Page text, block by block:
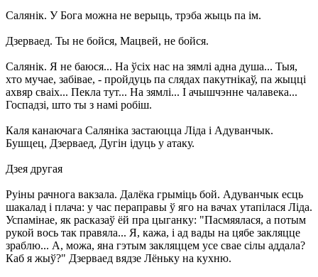
Салянік. У Бога можна не верыць, трэба жыць па ім.
Дзерваед. Ты не бойся, Мацвей, не бойся.
Салянік. Я не баюся... На ўсіх нас на зямлі адна душа... Тыя,
хто мучае, забівае, - пройдуць па слядах пакутнікаў, па жыцці
ахвяр сваіх... Пекла тут... На зямлі... I ачышчэнне чалавека...
Госпадзі, што ты з намі робіш.
Каля канаючага Саляніка застаюцца Ліда і Адуванчык.
Бушцец, Дзерваед, Дугін ідуць у атаку.
Дзея другая
Руіны рачнога вакзала. Далёка грыміць бой. Адуванчык есць
шакалад і плача: у час пераправы ў яго на вачах утапілася Ліда.
Успамінае, як расказаў ёй пра цыганку: "Пасмяялася, а потым
рукой вось так правяла... Я, кажа, і ад вады на цябе закляцце
зраблю... А, можа, яна гэтым закляццем усе свае сілы аддала?
Каб я жыў?" Дзерваед вядзе Лёньку на кухню.